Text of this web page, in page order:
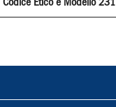
Codice Etico e Modello 231